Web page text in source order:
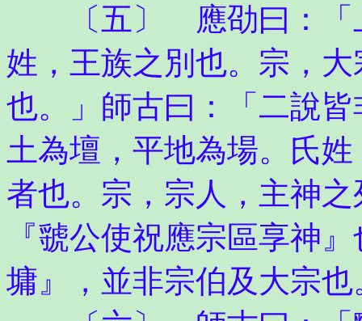
〔五〕 應劭曰：「上
姓，王族之別也。宗，
也。」師古曰：「二說
土為壇，平地為場。氏
者也。宗，宗人，主神
『虢公使祝應宗區享神
墉』，並非宗伯及大宗也